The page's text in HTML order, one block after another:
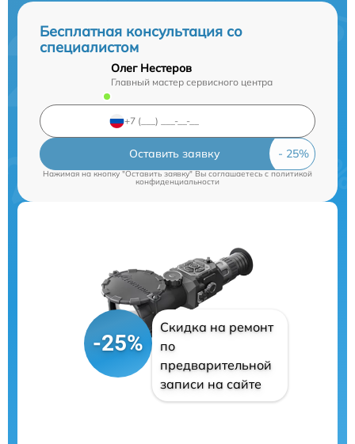
Бесплатная консультация со
специалистом
Олег Нестеров
Главный мастер сервисного центра
Оставить заявку
Нажимая на кнопку "Оставить заявку" Вы соглашаетесь cполитикой
конфиденциальности
-25%
Скидка на ремонт
по
предварительной
записи на сайте